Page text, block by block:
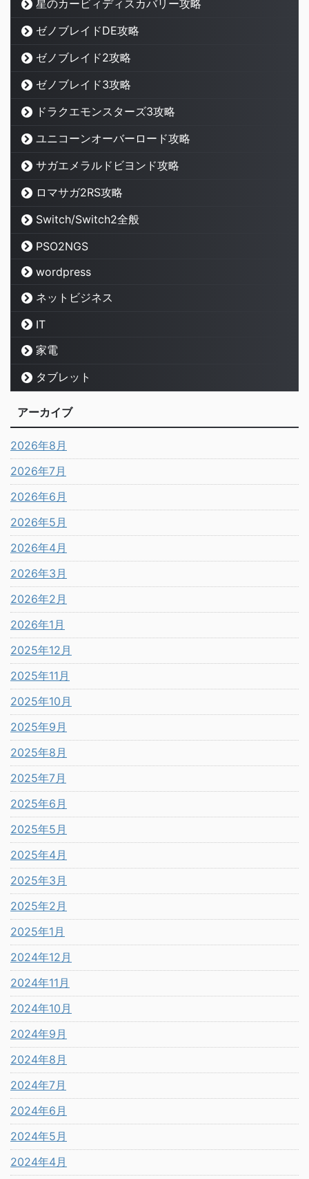
星のカービィディスカバリー攻略
ゼノブレイドDE攻略
ゼノブレイド2攻略
ゼノブレイド3攻略
ドラクエモンスターズ3攻略
ユニコーンオーバーロード攻略
サガエメラルドビヨンド攻略
ロマサガ2RS攻略
Switch/Switch2全般
PSO2NGS
wordpress
ネットビジネス
IT
家電
タブレット
アーカイブ
2026年8月
2026年7月
2026年6月
2026年5月
2026年4月
2026年3月
2026年2月
2026年1月
2025年12月
2025年11月
2025年10月
2025年9月
2025年8月
2025年7月
2025年6月
2025年5月
2025年4月
2025年3月
2025年2月
2025年1月
2024年12月
2024年11月
2024年10月
2024年9月
2024年8月
2024年7月
2024年6月
2024年5月
2024年4月